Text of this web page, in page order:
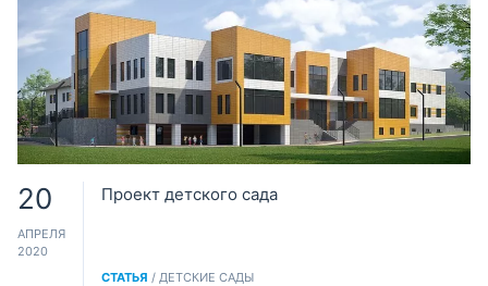
20
АПРЕЛЯ
2020
Проект детского сада
СТАТЬЯ / ДЕТСКИЕ САДЫ